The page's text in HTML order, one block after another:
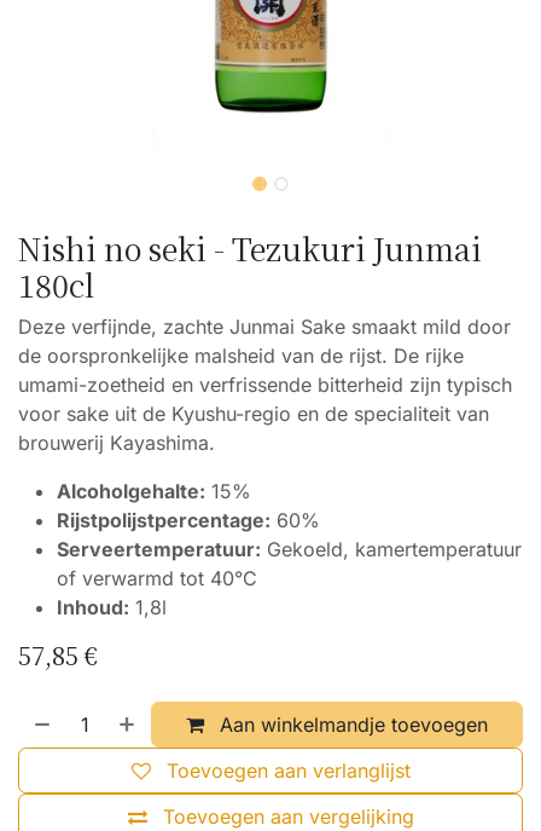
Nishi no seki - Tezukuri Junmai
180cl
Deze verfijnde, zachte Junmai Sake smaakt mild door
de oorspronkelijke malsheid van de rijst. De rijke
umami-zoetheid en verfrissende bitterheid zijn typisch
voor sake uit de Kyushu-regio en de specialiteit van
brouwerij Kayashima.
Alcoholgehalte: 15%
Rijstpolijstpercentage: 60%
Serveertemperatuur: Gekoeld, kamertemperatuur
of verwarmd tot 40°C
Inhoud: 1,8l
57,85€
Aan winkelmandje toevoegen
Toevoegen aan vergelijking
Toevoegen aan verlanglijst